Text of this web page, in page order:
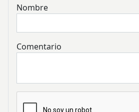
Nombre
Comentario